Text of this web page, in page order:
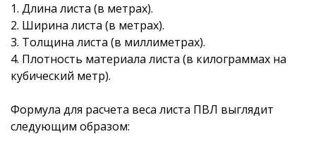
1. Длина листа (в метрах).
2. Ширина листа (в метрах).
3. Толщина листа (в миллиметрах).
4. Плотность материала листа (в килограммах на
кубический метр).
Формула для расчета веса листа ПВЛ выглядит
следующим образом: